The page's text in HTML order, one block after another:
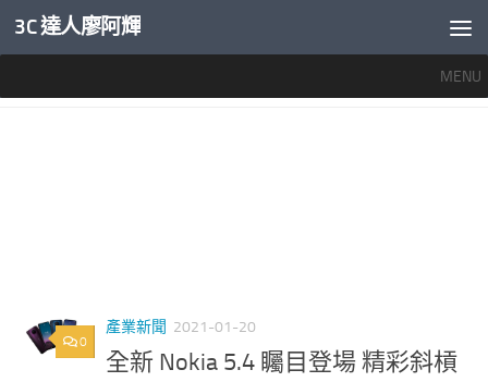
內文下方
3C 達人廖阿輝
MENU
0
產業新聞 2021-01-20
全新 Nokia 5.4 矚目登場 精彩斜槓